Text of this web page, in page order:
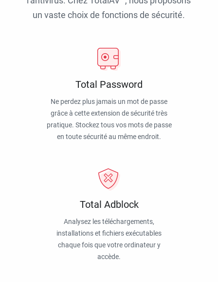
un vaste choix de fonctions de sécurité.
Total Password
Ne perdez plus jamais un mot de passe
grâce à cette extension de sécurité très
pratique. Stockez tous vos mots de passe
en toute sécurité au même endroit.
Total Adblock
Analysez les téléchargements,
installations et fichiers exécutables
chaque fois que votre ordinateur y
accède.